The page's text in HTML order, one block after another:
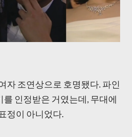
자 조연상으로 호명됐다. 파인
인정받은 거였는데, 무대에
정이 아니었다.